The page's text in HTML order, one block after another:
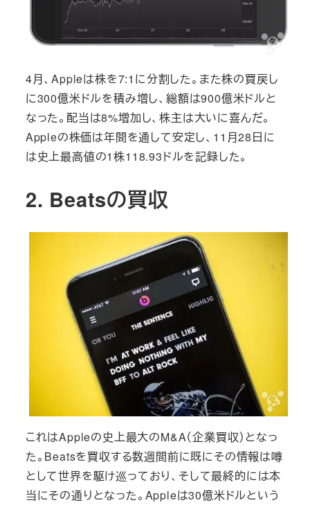
4月、Appleは株を7:1に分割した。また株の買戻し
に300億米ドルを積み増し、総額は900億米ドルと
なった。配当は8%増加し、株主は大いに喜んだ。
Appleの株価は年間を通して安定し、11月28日に
は史上最高値の1株118.93ドルを記録した。
2. Beatsの買収
これはAppleの史上最大のM&A（企業買収）となっ
た。Beatsを買収する数週間前に既にその情報は噂
として世界を駆け巡っており、そして最終的には本
当にその通りとなった。Appleは30億米ドルという